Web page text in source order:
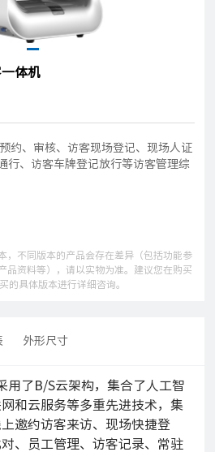
体机
约、审核、访客现场登记、现场人证
行、访客车牌登记放行等访客管理综
，不同版本的产品会存在差异（包括功能参
品资料等），请以实物为准。建议您在购买
的具体版本进行详细咨询。
外形尺寸
了B/S云架构，集合了人工智
和云服务等多重先进技术，集
邀约访客来访、现场快捷登
、员工管理、访客记录、常驻